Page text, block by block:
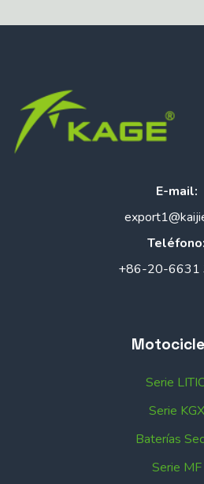
E-mail:
Teléfono:
+86-20-6631
Serie
Serie KGX
Baterías
Serie MF